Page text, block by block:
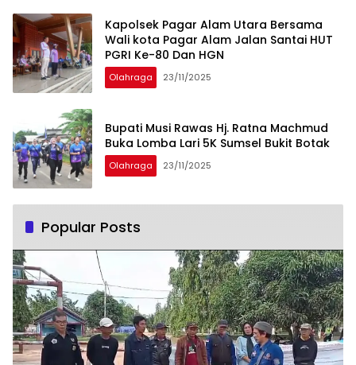
Kapolsek Pagar Alam Utara Bersama
Wali kota Pagar Alam Jalan Santai HUT
PGRI Ke-80 Dan HGN
Olahraga 23/11/2025
Bupati Musi Rawas Hj. Ratna Machmud
Buka Lomba Lari 5K Sumsel Bukit Botak
Olahraga 23/11/2025
Popular Posts